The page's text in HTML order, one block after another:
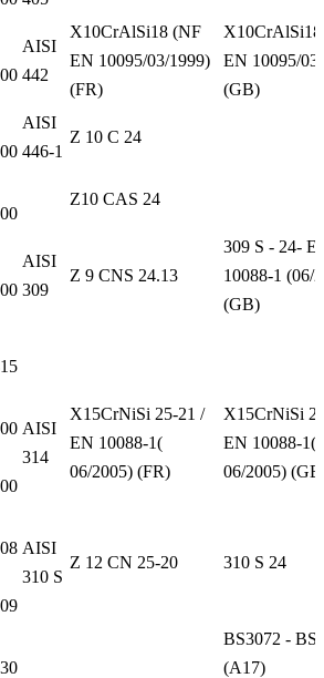
AISI
442
X10CrAlSi18 (NF
EN 10095/03/1999)
(FR)
EN 10095/
(GB)
AISI
446-1
Z 10 C 24
Z10 CAS 24
AISI
309
Z 9 CNS 24.13
309 S - 24-
10088-1 (06/
(GB)
AISI
314
X15CrNiSi 25-21 /
EN 10088-1(
06/2005) (FR)
X15CrNiSi
EN 10088-1(
06/2005)
AISI
310 S
Z 12 CN 25-20 310 S 24
BS3072 -
(A17)